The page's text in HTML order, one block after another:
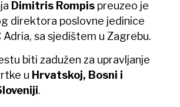
Dimitris Rompis preuzeo je
direktora poslovne jedinice
Adria, sa sjedištem u Zagrebu.
biti zadužen za upravljanje
u Hrvatskoj, Bosni i
.